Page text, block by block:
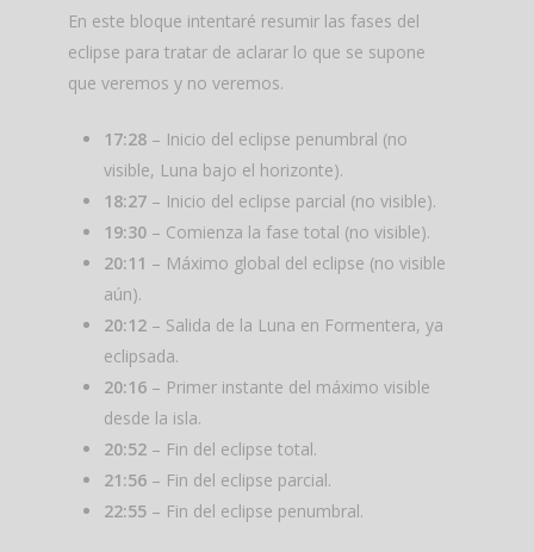
En este bloque intentaré resumir las fases del
eclipse para tratar de aclarar lo que se supone
que veremos y no veremos.
17:28– Inicio del eclipse penumbral (no
visible, Luna bajo el horizonte).
18:27– Inicio del eclipse parcial (no visible).
19:30– Comienza la fase total (no visible).
20:11 – Máximo global del eclipse (no visible
aún).
20:12– Salida de la Luna en Formentera, ya
eclipsada.
20:16– Primer instante del máximo visible
desde la isla.
20:52– Fin del eclipse total.
21:56– Fin del eclipse parcial.
22:55– Fin del eclipse penumbral.